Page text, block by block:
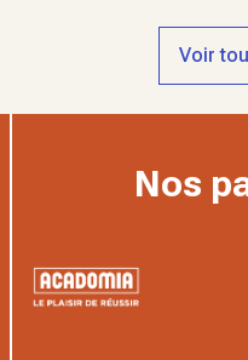
Voir
Nos